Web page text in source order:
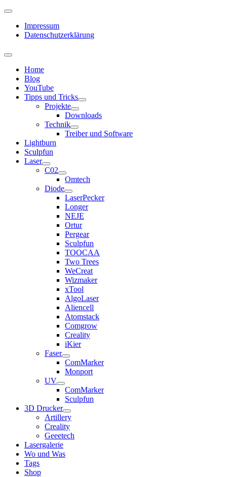
Impressum
Datenschutzerklärung
Home
Blog
YouTube
Tipps und Tricks
Projekte
Downloads
Technik
Treiber und Software
Lightburn
Sculpfun
Laser
C02
Omtech
Diode
LaserPecker
Longer
NEJE
Ortur
Pergear
Sculpfun
TOOCAA
Two Trees
WeCreat
Wizmaker
xTool
AlgoLaser
Aliencell
Atomstack
Comgrow
Creality
iKier
Faser
ComMarker
Monport
UV
ComMarker
Sculpfun
3D Drucker
Artillery
Creality
Geeetech
Lasergalerie
Wo und Was
Tags
Shop